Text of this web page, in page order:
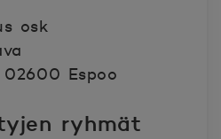
osk
02600 Espoo
ryhmät